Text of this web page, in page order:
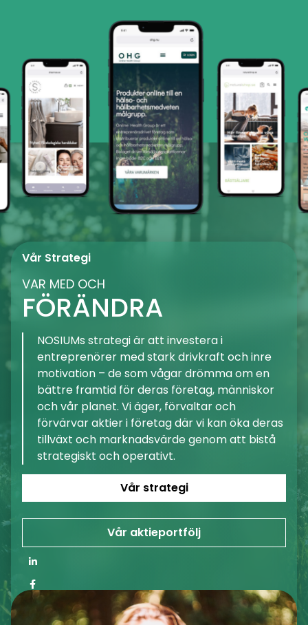
Vår Strategi
VAR MED OCH
FÖRÄNDRA
NOSIUMs strategi är att investera i
entreprenörer med stark drivkraft och inre
motivation – de som vågar drömma om en
bättre framtid för deras företag, människor
och vår planet. Vi äger, förvaltar och
förvärvar aktier i företag där vi kan öka deras
tillväxt och marknadsvärde genom att bistå
strategiskt och operativt.
Vår strategi
Vår aktieportfölj